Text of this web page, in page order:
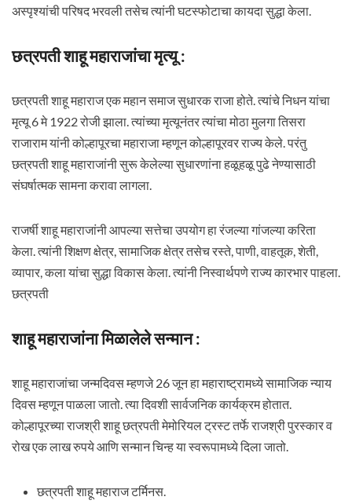
अस्पृश्यांची परिषद भरवली तसेच त्यांनी घटस्फोटाचा कायदा सुद्धा केला.
छत्रपती शाहू महाराजांचा मृत्यू :
छत्रपती शाहू महाराज एक महान समाज सुधारक राजा होते. त्यांचे निधन यांचा
मृत्यू 6 मे 1922 रोजी झाला. त्यांच्या मृत्यूनंतर त्यांचा मोठा मुलगा तिसरा
राजाराम यांनी कोल्हापूरचा महाराजा म्हणून कोल्हापूरवर राज्य केले. परंतु
छत्रपती शाहू महाराजांनी सुरू केलेल्या सुधारणांना हळूहळू पुढे नेण्यासाठी
संघर्षात्मक सामना करावा लागला.
राजर्षी शाहू महाराजांनी आपल्या सत्तेचा उपयोग हा रंजल्या गांजल्या करिता
केला. त्यांनी शिक्षण क्षेत्र, सामाजिक क्षेत्र तसेच रस्ते, पाणी, वाहतूक, शेती,
व्यापार, कला यांचा सुद्धा विकास केला. त्यांनी निस्वार्थपणे राज्य कारभार पाहला.
छत्रपती
शाहू महाराजांना मिळालेले सन्मान :
शाहू महाराजांचा जन्मदिवस म्हणजे 26 जून हा महाराष्ट्रामध्ये सामाजिक न्याय
दिवस म्हणून पाळला जातो. त्या दिवशी सार्वजनिक कार्यक्रम होतात.
कोल्हापूरच्या राजश्री शाहू छत्रपती मेमोरियल ट्रस्ट तर्फे राजश्री पुरस्कार व
रोख एक लाख रुपये आणि सन्मान चिन्ह या स्वरूपामध्ये दिला जातो.
छत्रपती शाहू महाराज टर्मिनस.